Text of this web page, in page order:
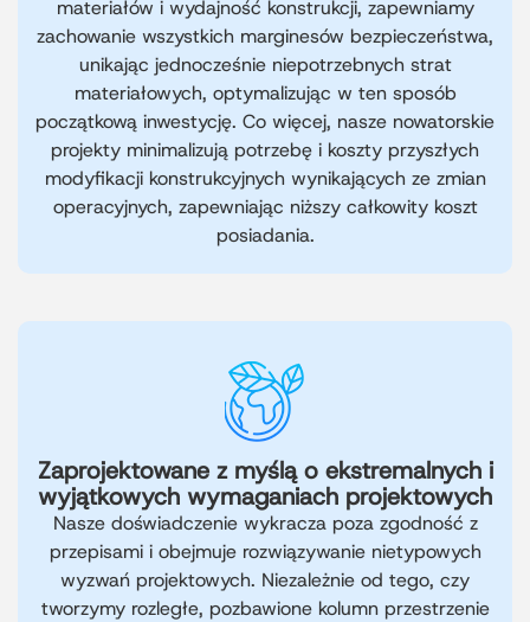
materiałów i wydajność konstrukcji, zapewniamy
zachowanie wszystkich marginesów bezpieczeństwa,
unikając jednocześnie niepotrzebnych strat
materiałowych, optymalizując w ten sposób
początkową inwestycję. Co więcej, nasze nowatorskie
projekty minimalizują potrzebę i koszty przyszłych
modyfikacji konstrukcyjnych wynikających ze zmian
operacyjnych, zapewniając niższy całkowity koszt
posiadania.
Zaprojektowane z myślą o ekstremalnych i
wyjątkowych wymaganiach projektowych
Nasze doświadczenie wykracza poza zgodność z
przepisami i obejmuje rozwiązywanie nietypowych
wyzwań projektowych. Niezależnie od tego, czy
tworzymy rozległe, pozbawione kolumn przestrzenie